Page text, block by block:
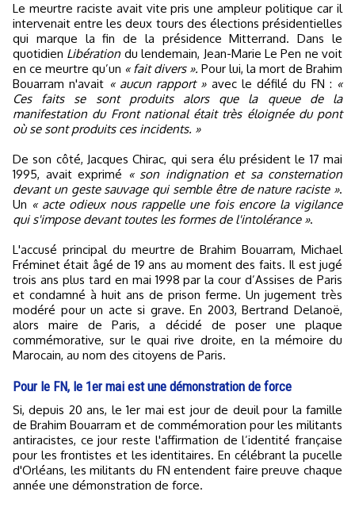
Le meurtre raciste avait vite pris une ampleur politique car il
intervenait entre les deux tours des élections présidentielles
qui marque la fin de la présidence Mitterrand. Dans le
quotidien Libération du lendemain, Jean-Marie Le Pen ne voit
en ce meurtre qu’un « fait divers ». Pour lui, la mort de Brahim
Bouarram n'avait « aucun rapport »avec le défilé du FN : «
Ces faits se sont produits alors que la queue de la
manifestation du Front national était très éloignée du pont
où se sont produits ces incidents. »
De son côté, Jacques Chirac, qui sera élu président le 17 mai
1995, avait exprimé « son indignation et sa consternation
devant un geste sauvage qui semble être de nature raciste ».
Un « acte odieux nous rappelle une fois encore la vigilance
qui s'impose devant toutes les formes de l'intolérance ».
L'accusé principal du meurtre de Brahim Bouarram, Michael
Fréminet était âgé de 19 ans au moment des faits. Il est jugé
trois ans plus tard en mai 1998 par la cour d’Assises de Paris
et condamné à huit ans de prison ferme. Un jugement très
modéré pour un acte si grave. En 2003, Bertrand Delanoë,
alors maire de Paris, a décidé de poser une plaque
commémorative, sur le quai rive droite, en la mémoire du
Marocain, au nom des citoyens de Paris.
Pour le FN, le 1er mai est une démonstration de force
Si, depuis 20 ans, le 1er mai est jour de deuil pour la famille
de Brahim Bouarram et de commémoration pour les militants
antiracistes, ce jour reste l'affirmation de l’identité française
pour les frontistes et les identitaires. En célébrant la pucelle
d'Orléans, les militants du FN entendent faire preuve chaque
année une démonstration de force.